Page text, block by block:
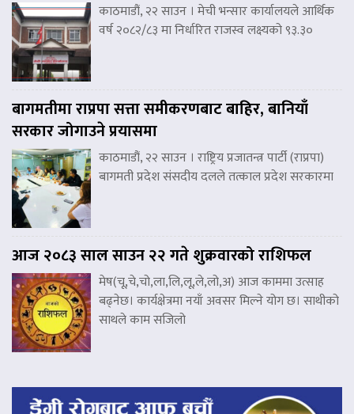
काठमाडौं, २२ साउन । मेची भन्सार कार्यालयले आर्थिक
वर्ष २०८२/८३ मा निर्धारित राजस्व लक्ष्यको ९३.३०
बागमतीमा राप्रपा सत्ता समीकरणबाट बाहिर, बानियाँ
सरकार जोगाउने प्रयासमा
काठमाडौं, २२ साउन । राष्ट्रिय प्रजातन्त्र पार्टी (राप्रपा)
बागमती प्रदेश संसदीय दलले तत्काल प्रदेश सरकारमा
आज २०८३ साल साउन २२ गते शुक्रवारको राशिफल
मेष(चू,चे,चो,ला,लि,लू,ले,लो,अ) आज काममा उत्साह
बढ्नेछ। कार्यक्षेत्रमा नयाँ अवसर मिल्ने योग छ। साथीको
साथले काम सजिलो